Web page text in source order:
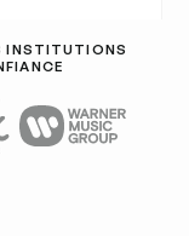
INSTITUTIONS